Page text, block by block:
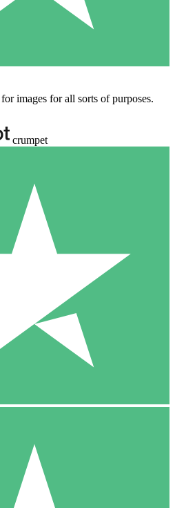
images for all sorts of purposes.
crumpet